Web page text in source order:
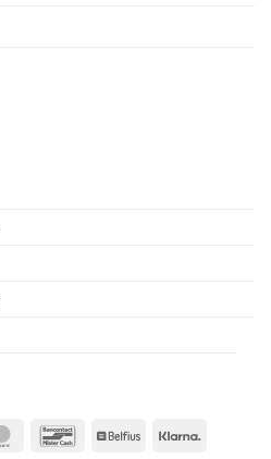
MasterCardBancontactBelfius